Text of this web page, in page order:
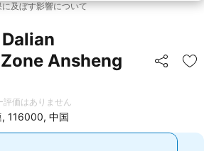
及ぼす影響について
Ansheng
シェア お
評価はありません
116000, 中国